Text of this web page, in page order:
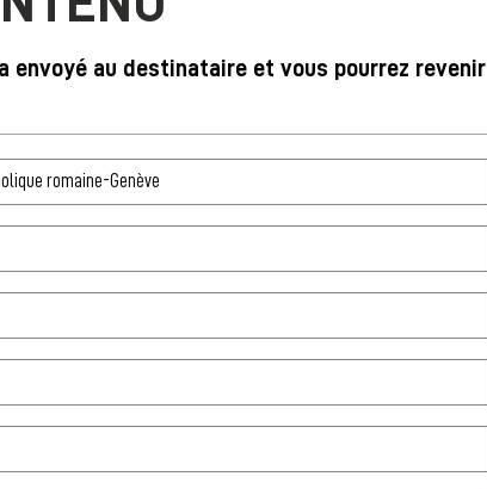
envoyé au destinataire et vous pourrez revenir